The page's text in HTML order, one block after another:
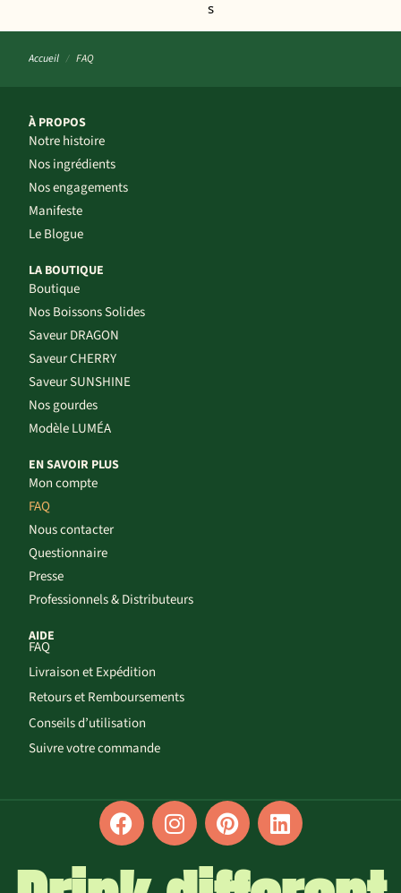
Accueil / FAQ
À PROPOS
Notre histoire
Nos ingrédients
Nos engagements
Manifeste
Le Blogue
LA BOUTIQUE
Boutique
Nos Boissons Solides
Saveur DRAGON
Saveur CHERRY
Saveur SUNSHINE
Nos gourdes
Modèle LUMÉA
EN SAVOIR PLUS
Mon compte
FAQ
Nous contacter
Questionnaire
Presse
Professionnels & Distributeurs
AIDE
FAQ
Livraison et Expédition
Retours et Remboursements
Conseils d’utilisation
Suivre votre commande